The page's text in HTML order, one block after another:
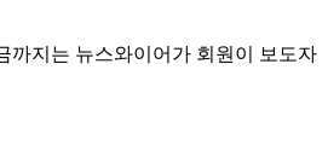
까지는 뉴스와이어가 회원이 보도자